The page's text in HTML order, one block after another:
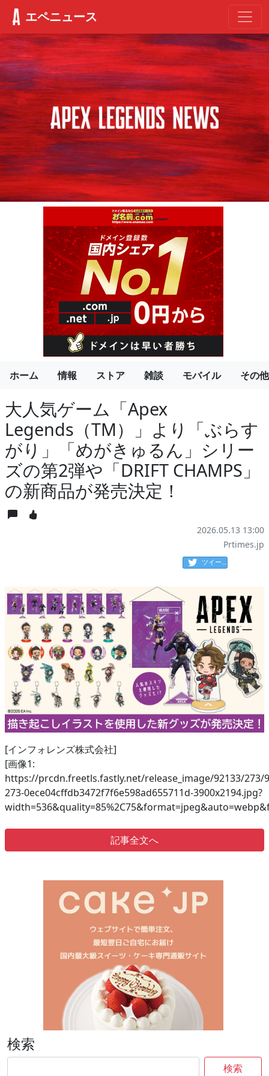
エペニュース
ホーム 情報 ストア 雑談 モバイル その他
大人気ゲーム「Apex
Legends（TM）」より「ぶらす
がり」「めがきゅるん」シリー
ズの第2弾や「DRIFT CHAMPS」
の新商品が発売決定！
2026.05.13 13:00
Prtimes.jp
ツイート
[インフォレンズ株式会社]
[画像1:
https://prcdn.freetls.fastly.net/release_image/92133/273/
273-0ece04cffdb3472f7f6e598ad655711d-3900x2194.jpg?
記事全文へ
検索
検索